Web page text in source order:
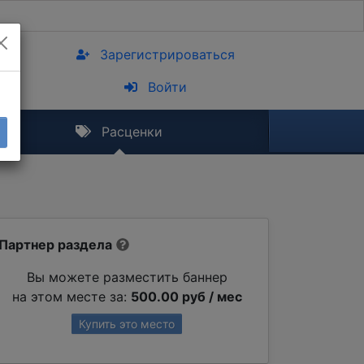
Зарегистрироваться
Войти
Расценки
Партнер раздела
Вы можете разместить баннер
на этом месте за: 500.00 руб / мес
Купить это место